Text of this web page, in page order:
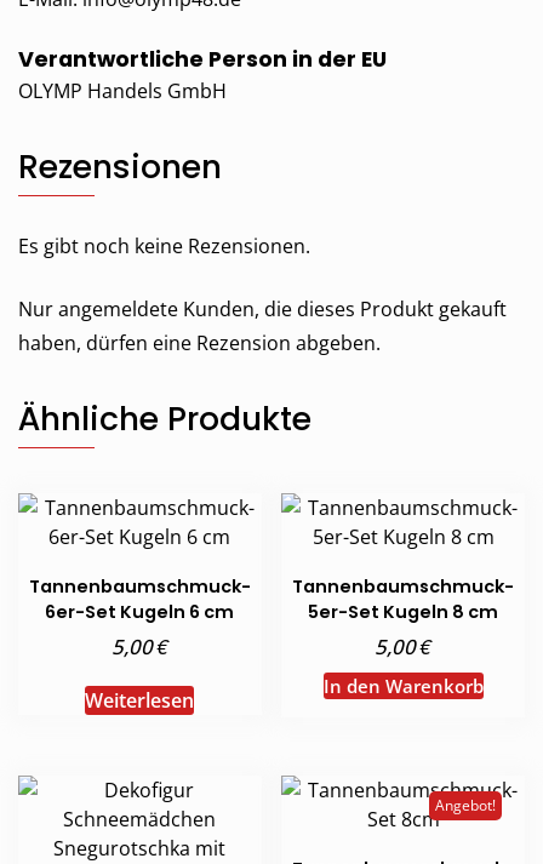
Verantwortliche Person in der EU
OLYMP Handels GmbH
Rezensionen
Es gibt noch keine Rezensionen.
Nur angemeldete Kunden, die dieses Produkt gekauft
haben, dürfen eine Rezension abgeben.
Ähnliche Produkte
Tannenbaumschmuck-
6er-Set Kugeln 6 cm
5,00€
Weiterlesen
Tannenbaumschmuck-
5er-Set Kugeln 8 cm
5,00€
In den Warenkorb
Angebot!